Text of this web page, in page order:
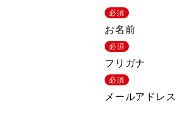
必須
お名前
必須
フリガナ
必須
メールアドレス